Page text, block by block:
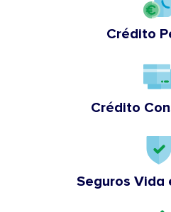
Crédito
Crédito
Seguros Vida